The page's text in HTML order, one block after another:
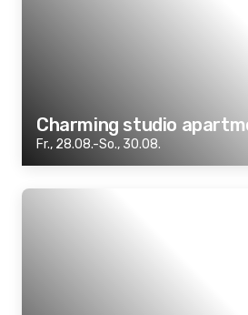
Charming studio
Fr., 28.08.-So., 30.08.